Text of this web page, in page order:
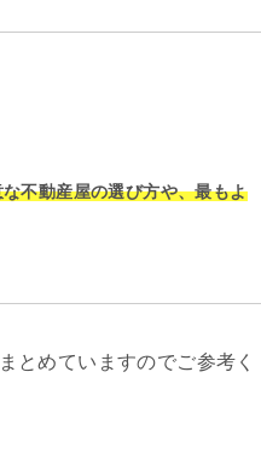
不動産屋の選び方や、最もよ
とめていますのでご参考く